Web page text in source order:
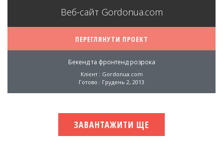
Веб-сайт Gordonua.com
ПЕРЕГЛЯНУТИ ПРОЕКТ
Бекенд та фронтенд розрока
Клієнт : Gordonua.com
Готово : Грудень 2, 2013
ЗАВАНТАЖИТИ ЩЕ